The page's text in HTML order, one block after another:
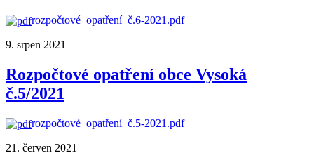
rozpočtové_opatření_č.6-2021.pdf
9. srpen 2021
Rozpočtové opatření obce Vysoká
č.5/2021
rozpočtové_opatření_č.5-2021.pdf
21. červen 2021